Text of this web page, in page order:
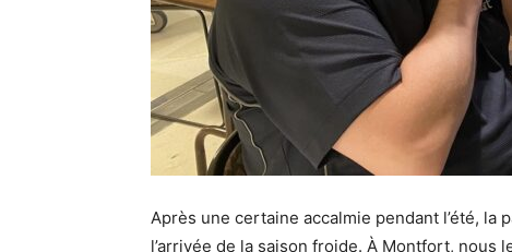
Après une certaine accalmie pendant l’été, la
l’arrivée de la saison froide. À Montfort, nous